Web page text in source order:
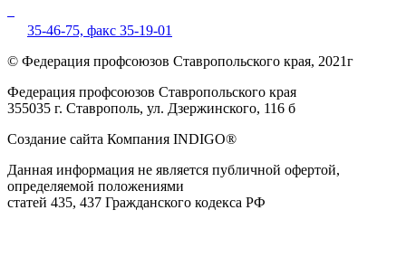
35-46-75, факс 35-19-01
© Федерация профсоюзов Ставропольского края, 2021г
Федерация профсоюзов Ставропольского края
355035 г. Ставрополь, ул. Дзержинского, 116 б
Создание сайта Компания INDIGO®
Данная информация не является публичной офертой,
определяемой положениями
статей 435, 437 Гражданского кодекса РФ